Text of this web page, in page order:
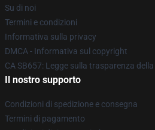
Su di noi
Termini e condizioni
Informativa sulla privacy
DMCA - Informativa sul copyright
CA SB657: Legge sulla trasparenza
Il nostro supporto
Condizioni di spedizione e consegna
Termini di pagamento